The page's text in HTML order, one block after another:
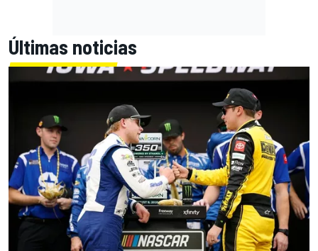
Últimas noticias